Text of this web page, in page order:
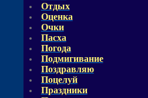
Отдых
Оценка
Очки
Пасха
Погода
Подмигивание
Поздравляю
Поцелуй
Праздники